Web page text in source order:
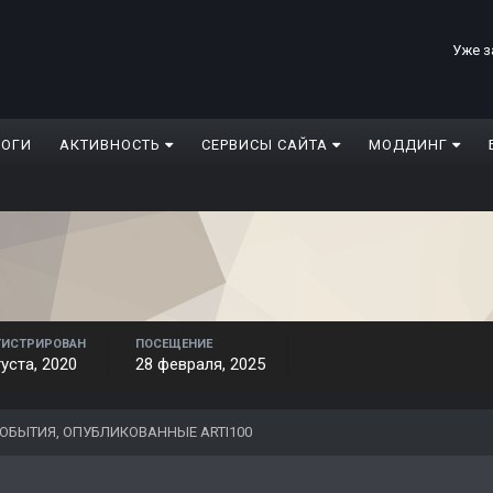
Уже
АКТИВНОСТЬ СЕРВИСЫ САЙТА МОДДИНГ
2020
ПОСЕЩЕНИЕ
28 февраля, 2025
ОПУБЛИКОВАННЫЕ ARTI100